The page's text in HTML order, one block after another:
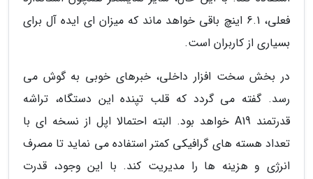
فعلی، 6.1 اینچ باقی خواهد ماند که میزان ای ایده آل برای
بسیاری از کاربران است.
در بخش سخت افزار داخلی، خبرهای خوبی به گوش می
رسد. گفته می گردد که قلب تپنده این دستگاه، تراشه
قدرتمند A19 خواهد بود. البته احتمالا اپل از نسخه ای با
تعداد هسته های گرافیکی کمتر استفاده می نماید تا مصرف
انرژی و هزینه ها را مدیریت کند. با این وجود، قدرت